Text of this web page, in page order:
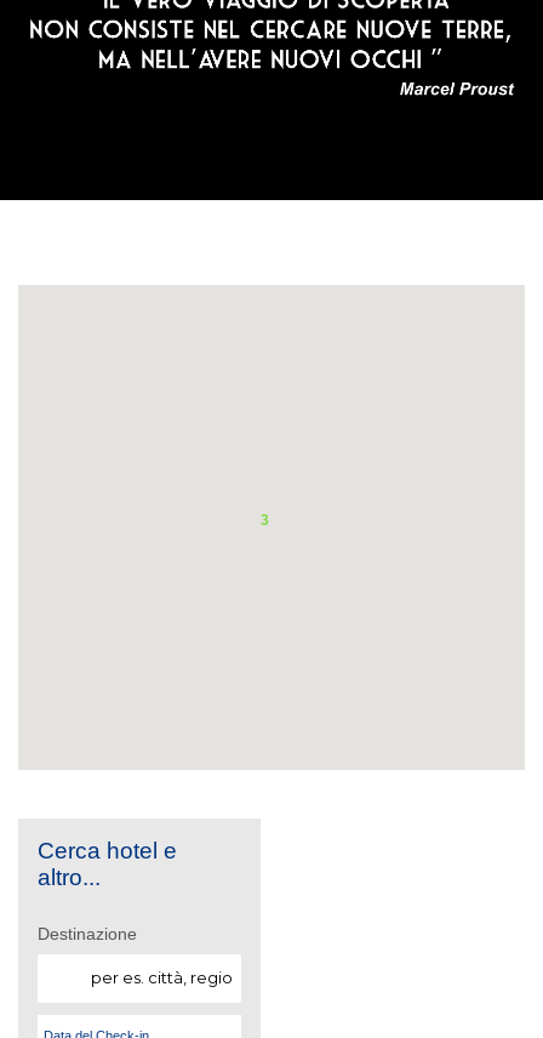
3
Cerca hotel e
altro...
Destinazione